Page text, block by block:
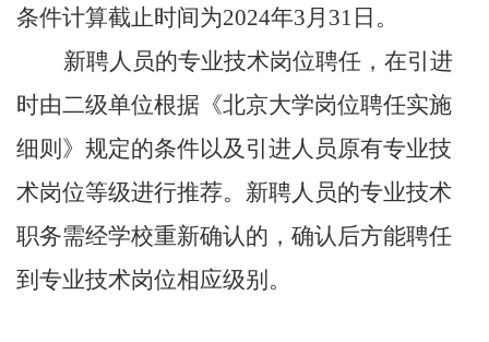
条件计算截止时间为2024年3月 31 日。
新聘人员的专业技术岗位聘任，在引进
时由二级单位根据《北京大学岗位聘任实施
细则》规定的条件以及引进人员原有专业技
术岗位等级进行推荐。新聘人员的专业技术
职务需经学校重新确认的，确认后方能聘任
到专业技术岗位相应级别。